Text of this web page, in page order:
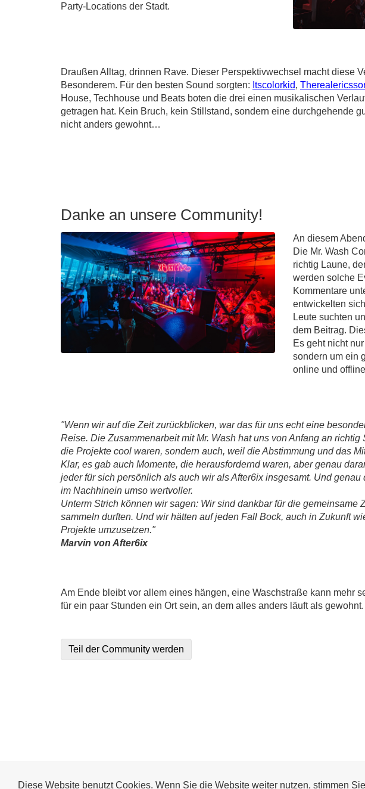
Party-Locations der Stadt.
Draußen Alltag, drinnen Rave. Dieser Perspektivwechsel macht diese
Besonderem. Für den besten Sound sorgten: Itscolorkid,
House, Techhouse und Beats boten die drei einen musikalischen
getragen hat. Kein Bruch, kein Stillstand, sondern eine durchgehende
nicht anders gewohnt…
Danke an unsere Community!
An diesem
Die Mr. Wash
richtig Laune,
werden solche
Kommentare
entwickelten
Leute suchten
dem Beitrag.
Es geht nicht
sondern um ein
online und
"Wenn wir auf die Zeit zurückblicken, war das für uns echt eine
Reise. Die Zusammenarbeit mit Mr. Wash hat uns von Anfang an
die Projekte cool waren, sondern auch, weil die Abstimmung und das
Klar, es gab auch Momente, die herausfordernd waren, aber genau
jeder für sich persönlich als auch wir als After6ix insgesamt. Und
im Nachhinein umso wertvoller.
Unterm Strich können wir sagen: Wir sind dankbar für die gemeinsame
sammeln durften. Und wir hätten auf jeden Fall Bock, auch in Zukunft
Projekte umzusetzen."
Marvin von After6ix
Am Ende bleibt vor allem eines hängen, eine Waschstraße kann mehr
für ein paar Stunden ein Ort sein, an dem alles anders läuft als gewohnt.
Teil der Community werden
Diese Website benutzt Cookies. Wenn Sie die Website weiter nutzen, stimmen